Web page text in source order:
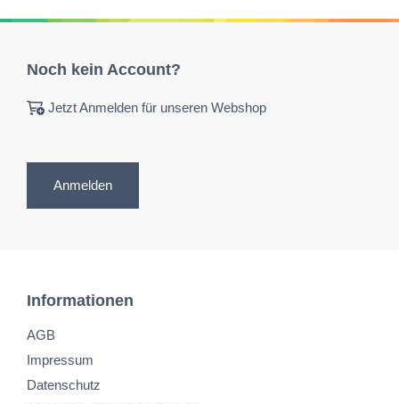
Noch kein Account?
Jetzt Anmelden für unseren Webshop
Anmelden
Informationen
AGB
Impressum
Datenschutz